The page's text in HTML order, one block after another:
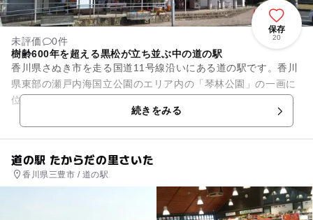
保存
20
未評価
0件
樹齢600年を超える黒松が立ち並ぶ中の道の駅
香川県さぬき市を走る国道11号線沿いにある道の駅です。香川
県東部の瀬戸内海国立公園のエリア内の「琴林公園」の一画に
位置します。周辺は江戸時代には、年貢米の積み出し港となっ
ていた津田港を中心に栄え...続きをみる
道の駅 たからだの里さいた
香川県三豊市 / 道の駅